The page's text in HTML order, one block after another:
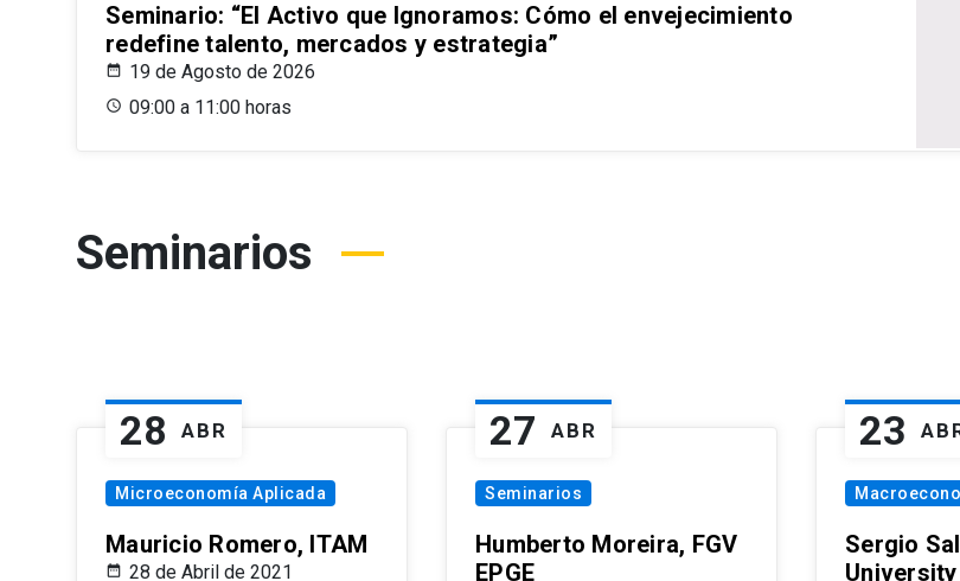
Seminario: “El Activo que Ignoramos: Cómo el envejecimiento
redefine talento, mercados y estrategia”
19 de Agosto de 2026
09:00 a 11:00 horas
Seminarios
28 ABR
Microeconomía Aplicada
Mauricio Romero, ITAM
28 de Abril de 2021
27 ABR
Seminarios
Humberto Moreira, FGV
EPGE
23
Sergio